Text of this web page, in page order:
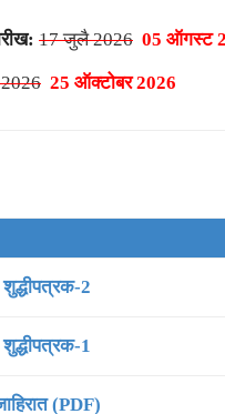
17 जुलै 2026 05 ऑगस्ट
25 ऑक्टोबर 2026
शुद्धीपत्रक-2
शुद्धीपत्रक-1
(PDF)